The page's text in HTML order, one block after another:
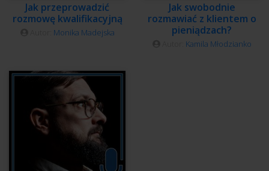
Jak przeprowadzić
rozmowę kwalifikacyjną
Monika Madejska
Jak swobodnie
rozmawiać z klientem o
pieniądzach?
Kamila Młodzianko